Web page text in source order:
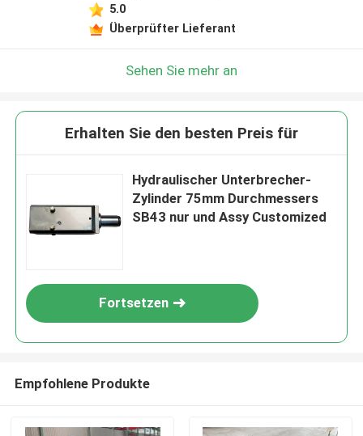
5.0
Überprüfter Lieferant
Sehen Sie mehr an
Erhalten Sie den besten Preis für
Hydraulischer Unterbrecher-
Zylinder 75mm Durchmessers
SB43 nur und Assy Customized
Fortsetzen
Empfohlene Produkte